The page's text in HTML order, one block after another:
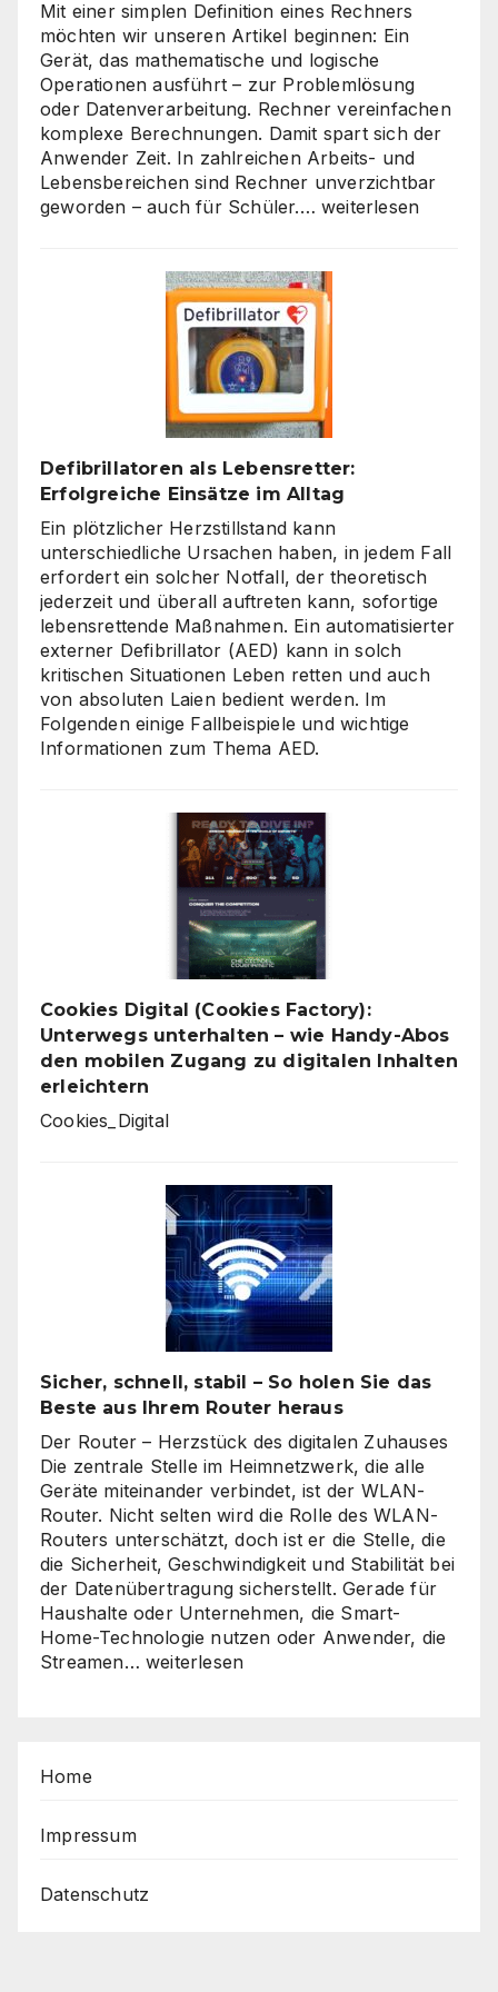
Mit einer simplen Definition eines Rechners
möchten wir unseren Artikel beginnen: Ein
Gerät, das mathematische und logische
Operationen ausführt – zur Problemlösung
oder Datenverarbeitung. Rechner vereinfachen
komplexe Berechnungen. Damit spart sich der
Anwender Zeit. In zahlreichen Arbeits- und
Lebensbereichen sind Rechner unverzichtbar
geworden – auch für Schüler.… Die
Rechner:
Von
Hardware
Tools
weiterlesen
Defibrillatoren als Lebensretter:
Erfolgreiche Einsätze im Alltag
Ein plötzlicher Herzstillstand kann
unterschiedliche Ursachen haben, in jedem Fall
erfordert ein solcher Notfall, der theoretisch
jederzeit und überall auftreten kann, sofortige
lebensrettende Maßnahmen. Ein automatisierter
externer Defibrillator (AED) kann in solch
kritischen Situationen Leben retten und auch
von absoluten Laien bedient werden. Im
Folgenden einige Fallbeispiele und wichtige
Informationen zum Thema AED.
Cookies Digital (Cookies Factory):
Unterwegs unterhalten – wie Handy-Abos
den mobilen Zugang zu digitalen Inhalten
erleichtern
Cookies_Digital
Sicher, schnell, stabil – So holen Sie das
Beste aus Ihrem Router heraus
Der Router – Herzstück des digitalen Zuhauses
Die zentrale Stelle im Heimnetzwerk, die alle
Geräte miteinander verbindet, ist der WLAN-
Router. Nicht selten wird die Rolle des WLAN-
Routers unterschätzt, doch ist er die Stelle, die
die Sicherheit, Geschwindigkeit und Stabilität bei
der Datenübertragung sicherstellt. Gerade für
Haushalte oder Unternehmen, die Smart-
Home-Technologie nutzen oder Anwender, die
Streamen… Sicher,
Ihrem
weiterlesen
Home
Impressum
Datenschutz